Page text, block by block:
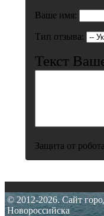
Ваше имя:
Тип отзыва:
Текст
Защита от
© 2012-2026. Сайт
Новороссийска